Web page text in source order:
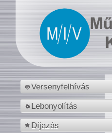
Versenyfelhívás
Lebonyolítás
Díjazás